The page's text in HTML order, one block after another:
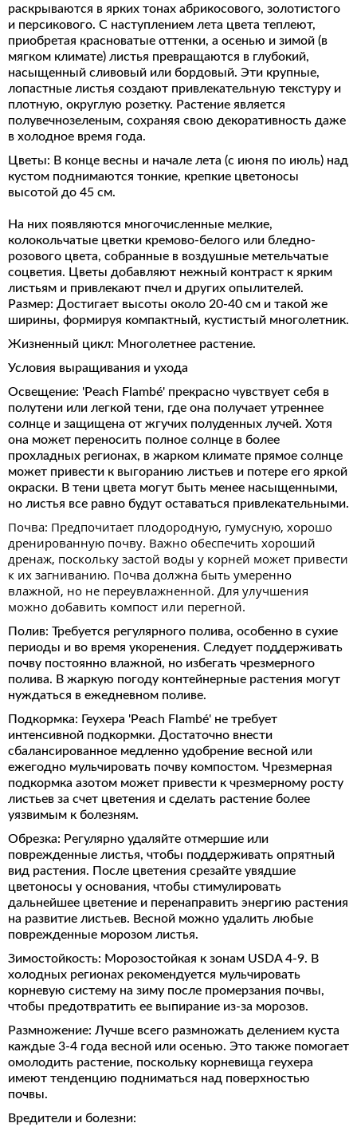
раскрываются в ярких тонах абрикосового, золотистого
и персикового. С наступлением лета цвета теплеют,
приобретая красноватые оттенки, а осенью и зимой (в
мягком климате) листья превращаются в глубокий,
насыщенный сливовый или бордовый. Эти крупные,
лопастные листья создают привлекательную текстуру и
плотную, округлую розетку. Растение является
полувечнозеленым, сохраняя свою декоративность даже
в холодное время года.
Цветы: В конце весны и начале лета (с июня по июль) над
кустом поднимаются тонкие, крепкие цветоносы
высотой до 45 см.
На них появляются многочисленные мелкие,
колокольчатые цветки кремово-белого или бледно-
розового цвета, собранные в воздушные метельчатые
соцветия. Цветы добавляют нежный контраст к ярким
листьям и привлекают пчел и других опылителей.
Размер: Достигает высоты около 20-40 см и такой же
ширины, формируя компактный, кустистый многолетник.
Жизненный цикл: Многолетнее растение.
Условия выращивания и ухода
Освещение: 'Peach Flambé' прекрасно чувствует себя в
полутени или легкой тени, где она получает утреннее
солнце и защищена от жгучих полуденных лучей. Хотя
она может переносить полное солнце в более
прохладных регионах, в жарком климате прямое солнце
может привести к выгоранию листьев и потере его яркой
окраски. В тени цвета могут быть менее насыщенными,
но листья все равно будут оставаться привлекательными.
Почва: Предпочитает плодородную, гумусную, хорошо
дренированную почву. Важно обеспечить хороший
дренаж, поскольку застой воды у корней может привести
к их загниванию. Почва должна быть умеренно
влажной, но не переувлажненной. Для улучшения
можно добавить компост или перегной.
Полив: Требуется регулярного полива, особенно в сухие
периоды и во время укоренения. Следует поддерживать
почву постоянно влажной, но избегать чрезмерного
полива. В жаркую погоду контейнерные растения могут
нуждаться в ежедневном поливе.
Подкормка: Геухера 'Peach Flambé' не требует
интенсивной подкормки. Достаточно внести
сбалансированное медленно удобрение весной или
ежегодно мульчировать почву компостом. Чрезмерная
подкормка азотом может привести к чрезмерному росту
листьев за счет цветения и сделать растение более
уязвимым к болезням.
Обрезка: Регулярно удаляйте отмершие или
поврежденные листья, чтобы поддерживать опрятный
вид растения. После цветения срезайте увядшие
цветоносы у основания, чтобы стимулировать
дальнейшее цветение и перенаправить энергию растения
на развитие листьев. Весной можно удалить любые
поврежденные морозом листья.
Зимостойкость: Морозостойкая к зонам USDA 4-9. В
холодных регионах рекомендуется мульчировать
корневую систему на зиму после промерзания почвы,
чтобы предотвратить ее выпирание из-за морозов.
Размножение: Лучше всего размножать делением куста
каждые 3-4 года весной или осенью. Это также помогает
омолодить растение, поскольку корневища геухера
имеют тенденцию подниматься над поверхностью
почвы.
Вредители и болезни: